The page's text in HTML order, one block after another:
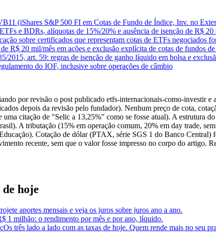
(iShares S&P 500 FI em Cotas de Fundo de Índice, Inv. no
e BDRs, alíquotas de 15%/20% e ausência de isenção de R$ 20
sobre certificados que representam cotas de ETFs negociados
R$ 20 mil/mês em ações e exclusão explícita de cotas de fundos
2015, art. 59: regras de isenção de ganho líquido em bolsa e
do IOF, inclusive sobre operações de câmbio
por revisão o post publicado etfs-internacionais-como-investir
depois da revisão pelo fundador). Nenhum preço de cota,
uma citação de "Selic a 13,25%" como se fosse atual). A
A tributação (15% em operação comum, 20% em day trade,
Cotação de dólar (PTAX, série SGS 1 do Banco
recente, sem que o valor fosse impresso no corpo do artigo.
hoje
aportes mensais e veja os juros sobre juros ano a ano.
1 milhão: o rendimento por mês e por ano, líquido.
Os três lado a lado com as taxas de hoje. Quem rende mais no seu